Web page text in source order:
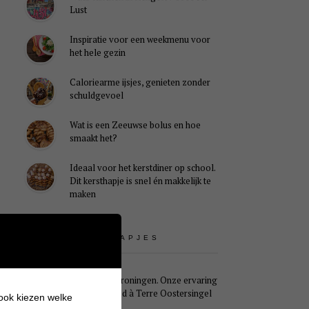
Lust
Inspiratie voor een weekmenu voor
het hele gezin
Caloriearme ijsjes, genieten zonder
schuldgevoel
Wat is een Zeeuwse bolus en hoe
smaakt het?
Ideaal voor het kerstdiner op school.
Dit kersthapje is snel én makkelijk te
maken
UITSTAPJES
Weekendje Groningen. Onze ervaring
met B&B Pied à Terre Oostersingel
kiezen welke